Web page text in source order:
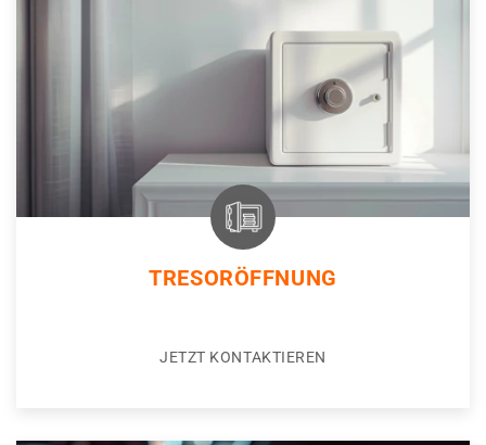
TRESORÖFFNUNG
JETZT KONTAKTIEREN